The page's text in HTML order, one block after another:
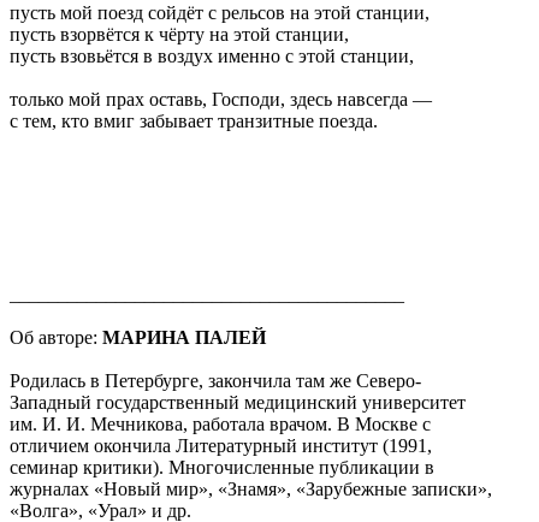
пусть мой поезд сойдёт с рельсов на этой станции,
пусть взорвётся к чёрту на этой станции,
пусть взовьётся в воздух именно с этой станции,
только мой прах оставь, Господи, здесь навсегда —
с тем, кто вмиг забывает транзитные поезда.
Об авторе: МАРИНА ПАЛЕЙ
Родилась в Петербурге, закончила там же Северо-
Западный государственный медицинский университет
им. И. И. Мечникова, работала врачом. В Москве с
отличием окончила Литературный институт (1991,
семинар критики). Многочисленные публикации в
журналах «Новый мир», «Знамя», «Зарубежные записки»,
«Волга», «Урал» и др.